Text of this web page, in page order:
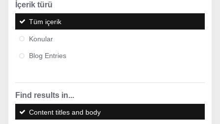
İçerik türü
Tüm içerik
Konular
Blog Entries
Find results in...
Content titles and body